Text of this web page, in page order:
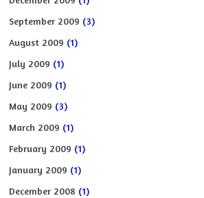
September 2009 (3)
August 2009 (1)
July 2009 (1)
June 2009 (1)
May 2009 (3)
March 2009 (1)
February 2009 (1)
January 2009 (1)
December 2008 (1)